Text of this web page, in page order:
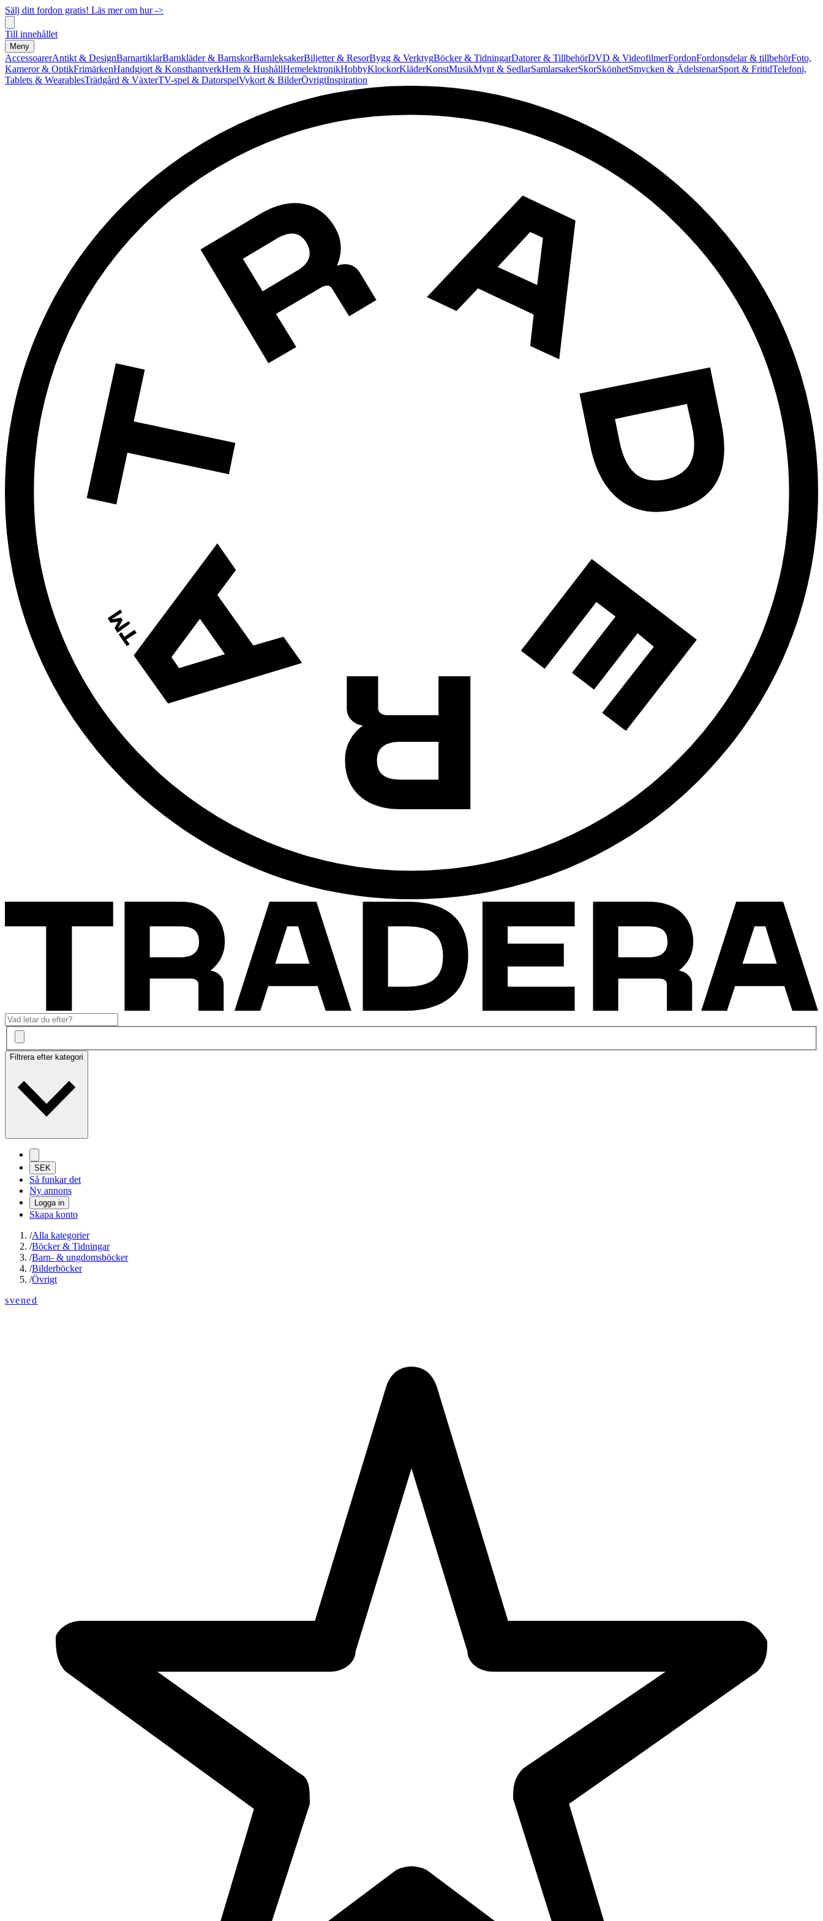
Sälj ditt fordon gratis! Läs mer om hur ->
Till innehållet
Meny
AccessoarerAntikt & DesignBarnartiklarBarnkläder & BarnskorBarnleksakerBiljetter & ResorBygg & VerktygBöcker & TidningarDatorer & TillbehörDVD & VideofilmerFordonFordonsdelar & tillbehörFoto,
Kameror & OptikFrimärkenHandgjort & KonsthantverkHem & HushållHemelektronikHobbyKlockorKläderKonstMusikMynt & SedlarSamlarsakerSkorSkönhetSmycken & ÄdelstenarSport & FritidTelefoni,
Tablets & WearablesTrädgård & VäxterTV-spel & DatorspelVykort & BilderÖvrigtInspiration
Filtrera efter kategori
SEK
Så funkar det
Ny annons
Logga in
Skapa konto
/Alla kategorier
/Böcker & Tidningar
/Barn- & ungdomsböcker
/Bilderböcker
/Övrigt
svened